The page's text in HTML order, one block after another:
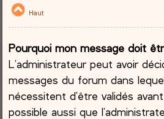
Haut
Pourquoi mon message doit
L’administrateur peut avoir
messages du forum dans
nécessitent d’être validés
possible aussi que